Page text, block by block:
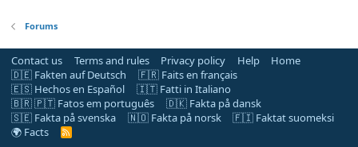
Forums
Contact us Terms and rules Privacy policy Help
Home
🇩🇪 Fakten auf Deutsch
🇫🇷 Faits en français
🇪🇸 Hechos en Español
🇮🇹 Fatti in Italiano
🇧🇷 🇵🇹 Fatos em português
🇩🇰 Fakta på dansk
🇸🇪 Fakta på svenska
🇳🇴 Fakta på norsk
🇫🇮 Faktat suomeksi
🌍 Facts
R